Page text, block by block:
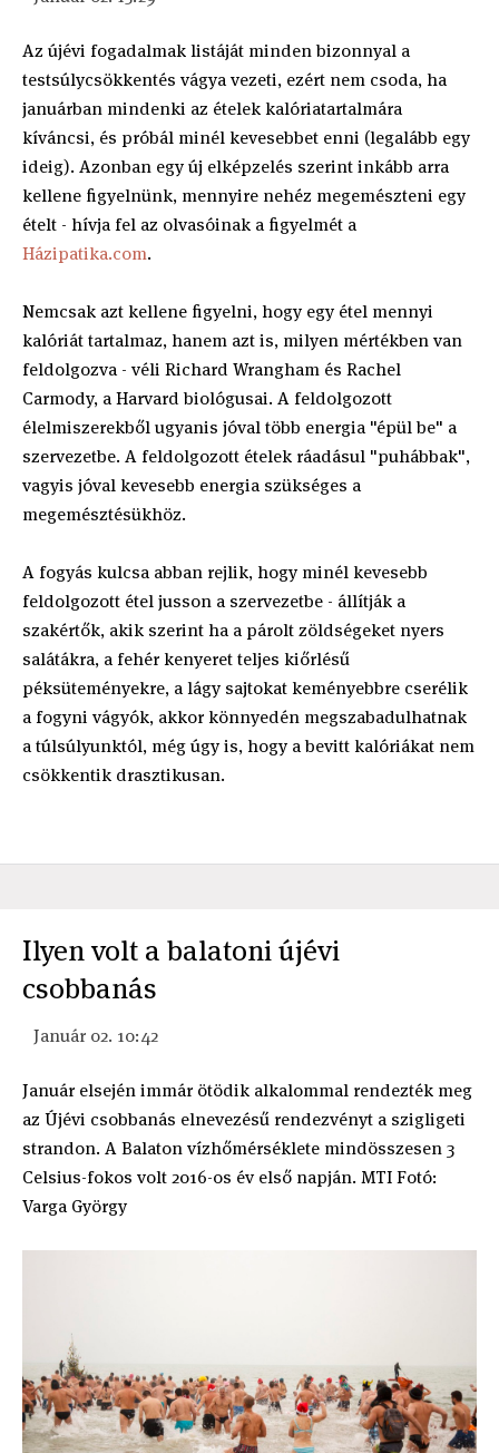
Az újévi fogadalmak listáját minden bizonnyal a
testsúlycsökkentés vágya vezeti, ezért nem csoda, ha
januárban mindenki az ételek kalóriatartalmára
kíváncsi, és próbál minél kevesebbet enni (legalább egy
ideig). Azonban egy új elképzelés szerint inkább arra
kellene figyelnünk, mennyire nehéz megemészteni egy
ételt - hívja fel az olvasóinak a figyelmét a
Házipatika.com.
Nemcsak azt kellene figyelni, hogy egy étel mennyi
kalóriát tartalmaz, hanem azt is, milyen mértékben van
feldolgozva - véli Richard Wrangham és Rachel
Carmody, a Harvard biológusai. A feldolgozott
élelmiszerekből ugyanis jóval több energia "épül be" a
szervezetbe. A feldolgozott ételek ráadásul "puhábbak",
vagyis jóval kevesebb energia szükséges a
megemésztésükhöz.
A fogyás kulcsa abban rejlik, hogy minél kevesebb
feldolgozott étel jusson a szervezetbe - állítják a
szakértők, akik szerint ha a párolt zöldségeket nyers
salátákra, a fehér kenyeret teljes kiőrlésű
péksüteményekre, a lágy sajtokat keményebbre cserélik
a fogyni vágyók, akkor könnyedén megszabadulhatnak
a túlsúlyunktól, még úgy is, hogy a bevitt kalóriákat nem
csökkentik drasztikusan.
Ilyen volt a balatoni újévi
csobbanás
Január 02. 10:42
Január elsején immár ötödik alkalommal rendezték meg
az Újévi csobbanás elnevezésű rendezvényt a szigligeti
strandon. A Balaton vízhőmérséklete mindösszesen 3
Celsius-fokos volt 2016-os év első napján. MTI Fotó:
Varga György